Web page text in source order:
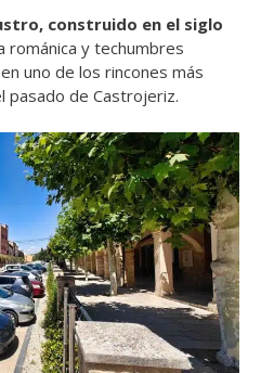
construido en el siglo
románica y techumbres
uno de los rincones más
pasado de Castrojeriz.